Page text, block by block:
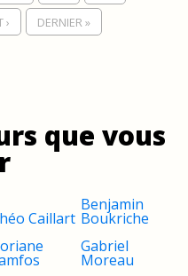
› DERNIER »
que vous
Caillart
Benjamin
Boukriche
Gabriel
Moreau